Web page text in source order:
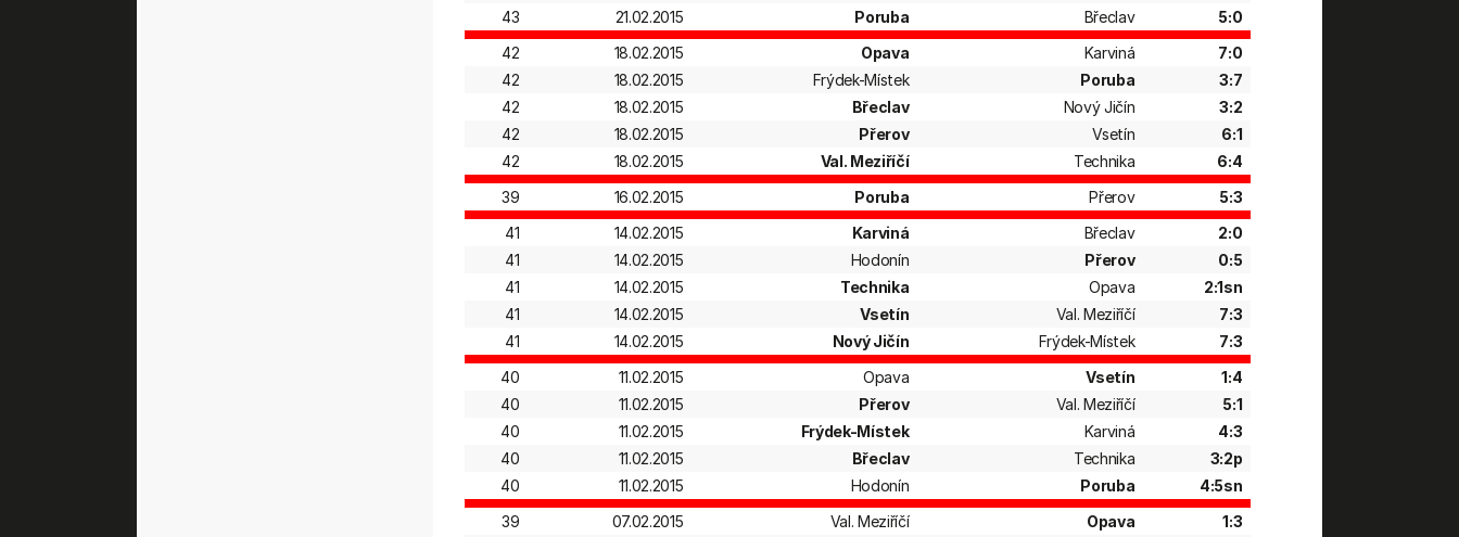
43
21.02.2015 Poruba Břeclav
5:0
42
18.02.2015 Opava Karviná
7:0
42
18.02.2015 Frýdek-Místek Poruba
3:7
42
18.02.2015 Břeclav Nový Jičín
3:2
42
18.02.2015 Přerov Vsetín
6:1
42
18.02.2015 Val. Meziříčí Technika
6:4
39
16.02.2015 Poruba Přerov
5:3
41
14.02.2015 Karviná Břeclav
2:0
41
14.02.2015 Hodonín Přerov
0:5
41
14.02.2015 Technika Opava
2:1sn
41
14.02.2015 Vsetín Val. Meziříčí
7:3
41
14.02.2015 Nový Jičín Frýdek-Místek
7:3
40
11.02.2015 Opava Vsetín
1:4
40
11.02.2015 Přerov Val. Meziříčí
5:1
40
11.02.2015 Frýdek-Místek Karviná
4:3
40
11.02.2015 Břeclav Technika
3:2p
40
11.02.2015 Hodonín Poruba
4:5sn
39
07.02.2015 Val. Meziříčí Opava
1:3